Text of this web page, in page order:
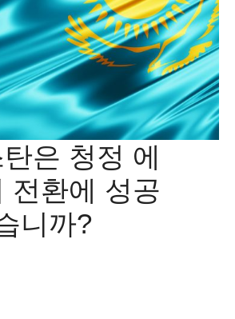
은 청정 에
전환에 성공
니까?